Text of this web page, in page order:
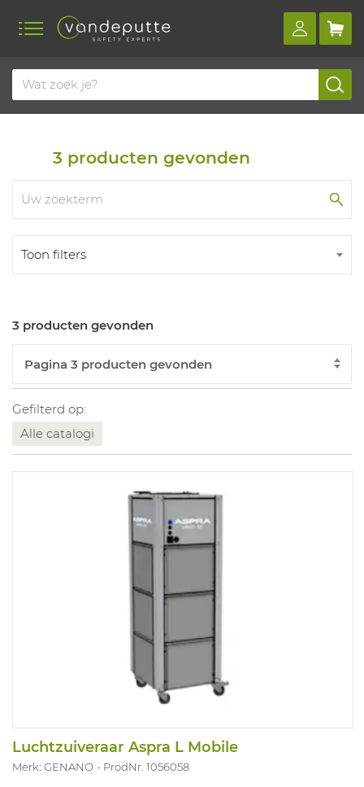
Home Producten
Ergonomie binnen een ruimte
Luchtzuivering
3 producten gevonden
Toon filters
3 producten gevonden
Gefilterd op:
Alle catalogi
Luchtzuiveraar Aspra L Mobile
Merk: GENANO ProdNr. 1056058